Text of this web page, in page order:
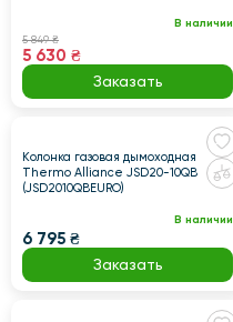
В наличии
5 849 ₴
5 630 ₴
Заказать
Колонка газовая дымоходная
Thermo Alliance JSD20-10QB
(JSD2010QBEURO)
В наличии
6 795 ₴
Заказать